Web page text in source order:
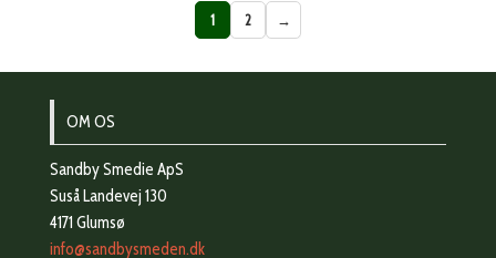
1 2 →
OM OS
Sandby Smedie ApS
Suså Landevej 130
4171 Glumsø
info@sandbysmeden.dk